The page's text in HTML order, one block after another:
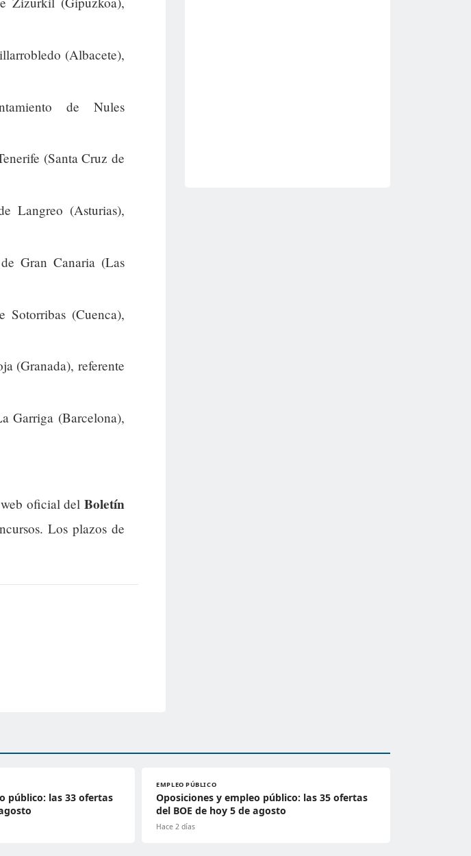
(Albacete),
de Nules
(Santa Cruz de
Langreo (Asturias),
Gran Canaria (Las
(Cuenca),
(Granada), referente
Garriga (Barcelona),
oficial del Boletín
Los plazos de
público: las 33 ofertas
EMPLEO PÚBLICO
Oposiciones y empleo público: las 35 ofertas
del BOE de hoy 5 de agosto
Hace 2 días